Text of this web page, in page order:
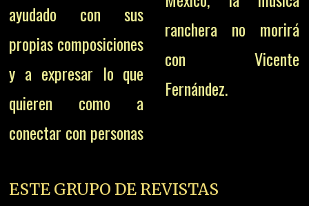
ayudado con sus
propias composiciones
y a expresar lo que
quieren como a
conectar con personas
ranchera no morirá
con Vicente
Fernández.
ESTE GRUPO DE REVISTAS